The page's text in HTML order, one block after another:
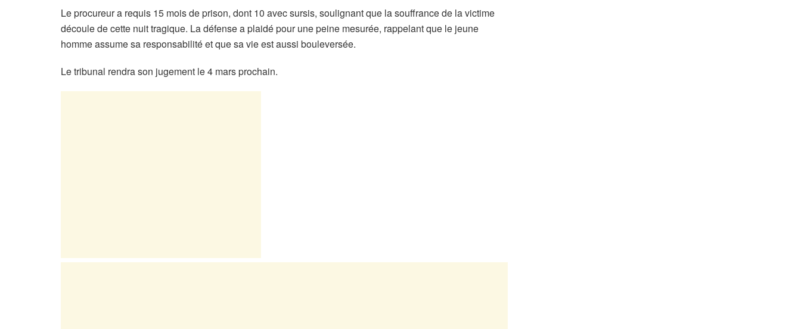
Le procureur a requis 15 mois de prison, dont 10 avec sursis, soulignant que la souffrance de la victime
découle de cette nuit tragique. La défense a plaidé pour une peine mesurée, rappelant que le jeune
homme assume sa responsabilité et que sa vie est aussi bouleversée.
Le tribunal rendra son jugement le 4 mars prochain.